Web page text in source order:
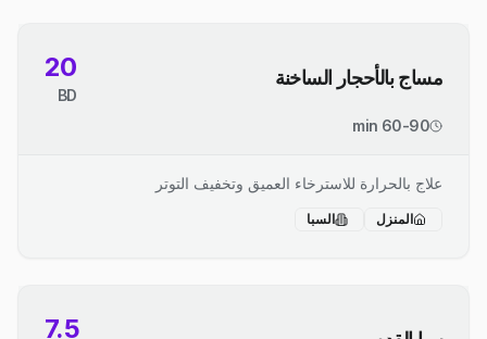
مساج بالأحجار الساخنة 20
BD
60-90 min
علاج بالحرارة للاسترخاء العميق وتخفيف التوتر
المنزل السبا
7.5